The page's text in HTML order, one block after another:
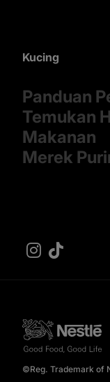
Kucing
Panduan
Temukan
Makanan
Merek
©Reg. Trademark of